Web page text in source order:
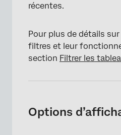
récentes.
Pour plus de détails
filtres et leur
section Filtrer les
Options